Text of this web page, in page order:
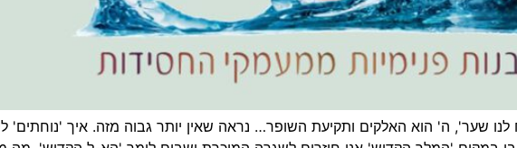
שער', ה' הוא האלקים ותקיעת השופר… נראה שאין יותר גבוה מזה. איך 'נוחתים'